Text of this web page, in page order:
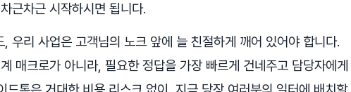
근차근 시작하시면 됩니다.
우리 사업은 고객님의 노크 앞에 늘 친절하게 깨어 있어야 합니다.
매크로가 아니라, 필요한 정답을 가장 빠르게 건네주고 담당자에게